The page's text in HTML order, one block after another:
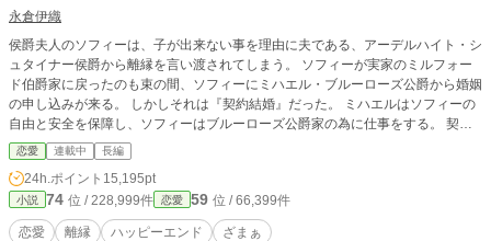
永倉伊織
侯爵夫人のソフィーは、子が出来ない事を理由に夫である、アーデルハイト・シ
ュタイナー侯爵から離縁を言い渡されてしまう。 ソフィーが実家のミルフォー
ド伯爵家に戻ったのも束の間、ソフィーにミハエル・ブルーローズ公爵から婚姻
の申し込みが来る。 しかしそれは『契約結婚』だった。 ミハエルはソフィーの
自由と安全を保障し、ソフィーはブルーローズ公爵家の為に仕事をする。 契約
結婚を受け入れたソフィーは自身の能力を存分に発揮し、公爵領の発展に貢献し
て行くのだった。
恋愛 連載中 長編
24h.ポイント 15,195pt
小説 74 位 / 228,999件 恋愛 59 位 / 66,399件
恋愛 離縁 ハッピーエンド ざまぁ